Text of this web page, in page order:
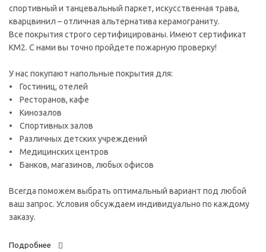
спортивный и танцевальный паркет, искусственная трава,
кварцвинил – отличная альтернатива керамограниту.
Все покрытия строго сертифицированы. Имеют сертификат
КМ2. С нами вы точно пройдете пожарную проверку!
У нас покупают напольные покрытия для:
• Гостиниц, отелей
• Ресторанов, кафе
• Кинозалов
• Спортивных залов
• Различных детских учреждений
• Медицинских центров
• Банков, магазинов, любых офисов
Всегда поможем выбрать оптимальный вариант под любой
ваш запрос. Условия обсуждаем индивидуально по каждому
заказу.
Подробнее